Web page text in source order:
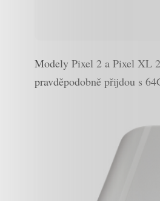
Modely Pixel 2 a Pixel XL
pravděpodobně přijdou s